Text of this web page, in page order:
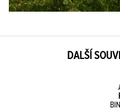
DALŠÍ